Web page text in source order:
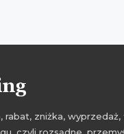
rabat, zniżka,
czyli rozsądne,